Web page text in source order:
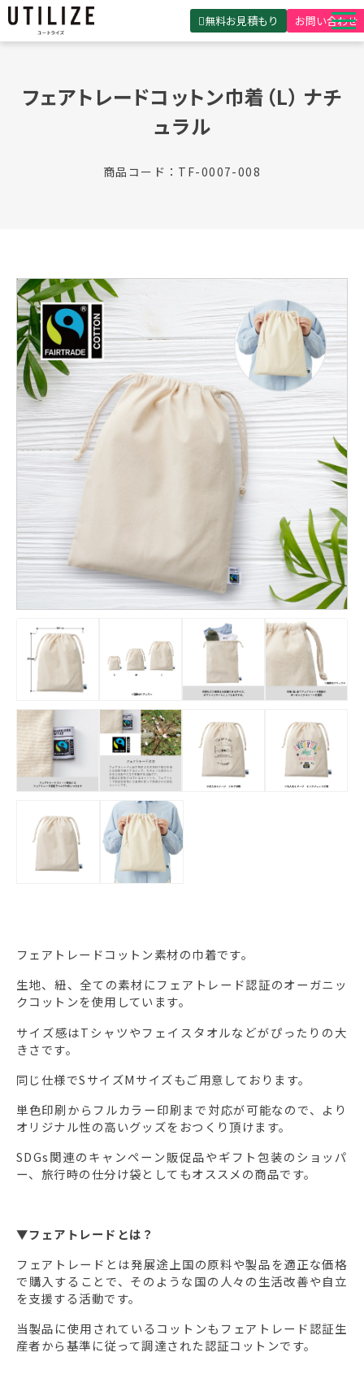
無料お見積もり お問い合わせ
製品・サービス
無料見積ガイド
フェアトレードコットン巾着（L） ナチ
ュラル
商品コード：TF-0007-008
フェアトレードコットン素材の巾着です。
生地、紐、全ての素材にフェアトレード認証のオーガニッ
クコットンを使用しています。
サイズ感はTシャツやフェイスタオルなどがぴったりの大
きさです。
同じ仕様でSサイズMサイズもご用意しております。
単色印刷からフルカラー印刷まで対応が可能なので、より
オリジナル性の高いグッズをおつくり頂けます。
SDGs関連のキャンペーン販促品やギフト包装のショッパ
ー、旅行時の仕分け袋としてもオススメの商品です。
▼フェアトレードとは？
フェアトレードとは発展途上国の原料や製品を適正な価格
で購入することで、そのような国の人々の生活改善や自立
を支援する活動です。
当製品に使用されているコットンもフェアトレード認証生
産者から基準に従って調達された認証コットンです。